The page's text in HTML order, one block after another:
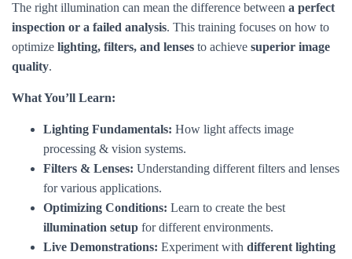
The right illumination can mean the difference between a perfect
inspection or a failed analysis. This training focuses on how to
optimize lighting, filters, and lenses to achieve superior image
quality.
What You’ll Learn:
Lighting Fundamentals: How light affects image
processing & vision systems.
Filters & Lenses: Understanding different filters and lenses
for various applications.
Optimizing Conditions: Learn to create the best
illumination setup for different environments.
Live Demonstrations: Experiment with different lighting